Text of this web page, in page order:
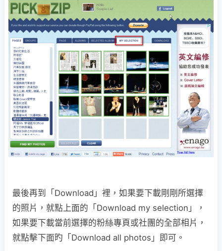
最後再到「Download」裡，如果要下載剛剛所選擇
的照片，就點上面的「Download my selection」，
如果要下載當前選擇的粉絲專頁或社團的全部相片，
就點擊下面旳「Download all photos」即可。